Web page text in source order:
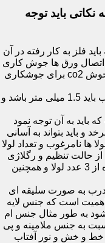
باید توجه
فلز به کار رفته در آن
اتصال ورق ها جوش کاری
مناسبی داشته باشند و بهتر است از جوش co2 برای جوشکاری
ضخامت چهارچوب:ضخامت چهارچوب باید 1.5 میلی متر باشد و
باید به آن توجه نمود
و باید بتواند به آسانی
ها نامرغوب و تعداد لولا
حالت تنظیم و رگلاژی
خارج میشود که بهترین حالت استفاده از 3 عدد لولا و همچنین
به صورت سلیقه ای
اهمیت است که جنس لایه
شود به طور مثال جنس ام
به جنس ملامینه و پی
خط و خش و نور آفتاب